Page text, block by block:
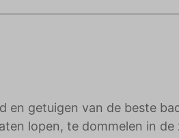
en getuigen van de beste
lopen, te dommelen in de